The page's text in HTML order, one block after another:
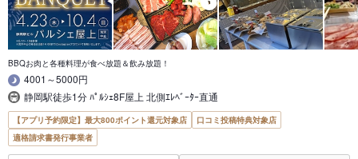
BBQお肉と各種料理が食べ放題＆飲み放題！
4001～5000円
静岡駅徒歩1分 ﾊﾟﾙｼｪ8F屋上 北側ｴﾚﾍﾞｰﾀｰ直通
【アプリ予約限定】最大800ポイント還元対象店
口コミ投稿特典対象店
適格請求書発行事業者